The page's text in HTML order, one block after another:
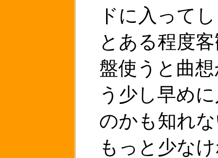
ドに入って
とある程度
盤使うと曲
う少し早め
のかも知れ
もっと少な